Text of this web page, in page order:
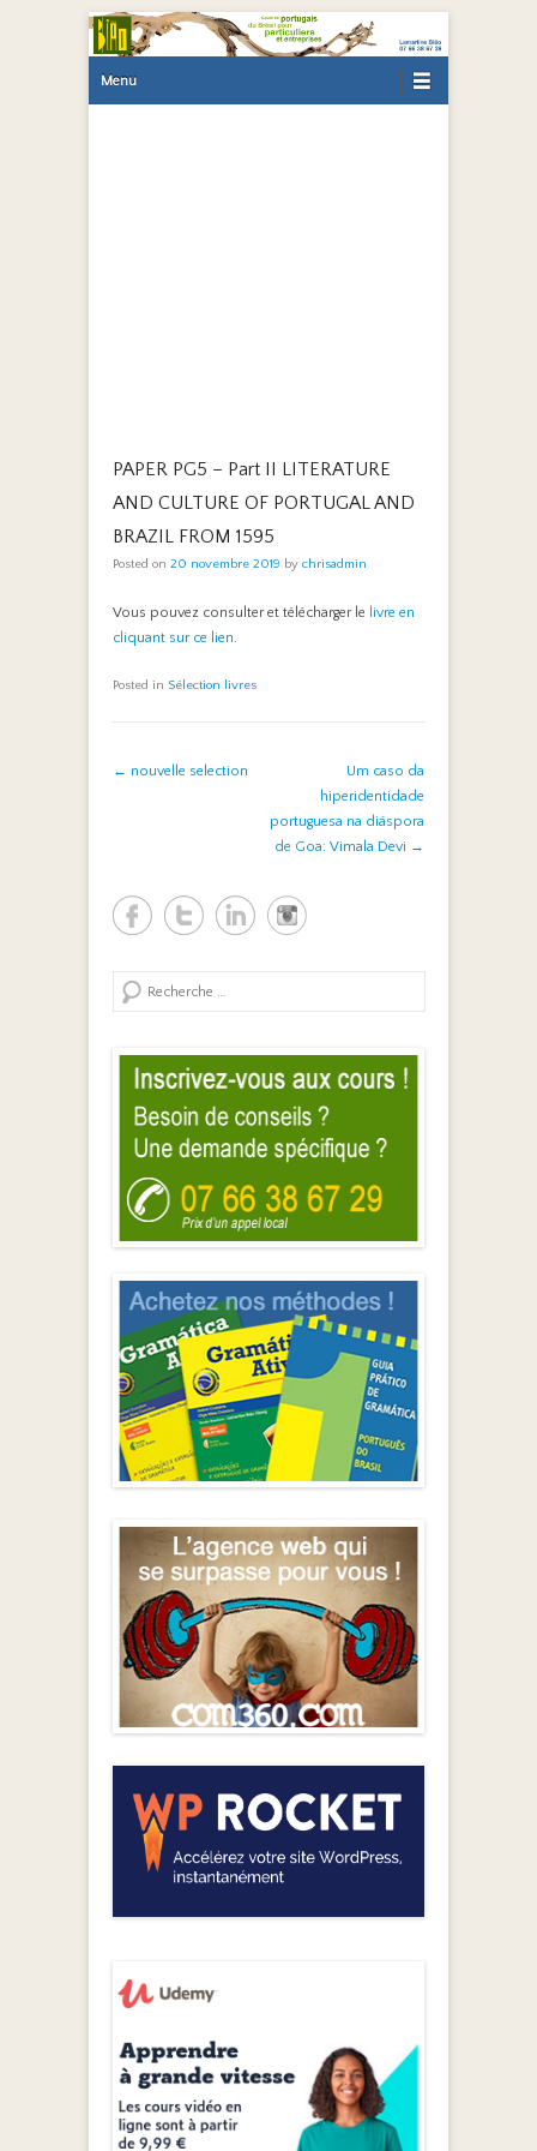
Menu
PAPER PG5 – Part II LITERATURE
AND CULTURE OF PORTUGAL AND
BRAZIL FROM 1595
Posted on 20 novembre 2019 by chrisadmin
Vous pouvez consulter et télécharger le
livre en
cliquant sur ce lien.
Posted in Sélection livres
Post navigation
← nouvelle selection
Um caso da
hiperidentidade
portuguesa na diáspora
de Goa: Vimala Devi →
Search